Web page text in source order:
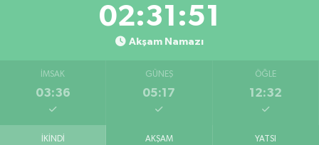
02:31:50
Akşam Namazı
İMSAK
03:36
GÜNEŞ
05:17
ÖĞLE
12:32
İKINDI AKŞAM YATSI